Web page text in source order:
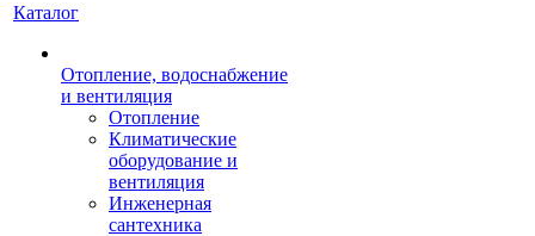
Каталог
Отопление, водоснабжение
и вентиляция
Отопление
Климатические
оборудование и
вентиляция
Инженерная
сантехника